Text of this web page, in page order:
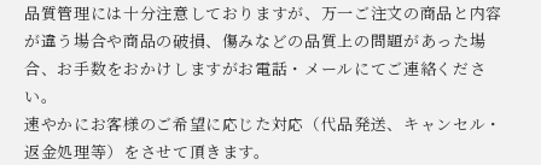
品質管理には十分注意しておりますが、万一ご注文の商品と内容
が違う場合や商品の破損、傷みなどの品質上の問題があった場
合、お手数をおかけしますがお電話・メールにてご連絡くださ
い。
速やかにお客様のご希望に応じた対応（代品発送、キャンセル・
返金処理等）をさせて頂きます。